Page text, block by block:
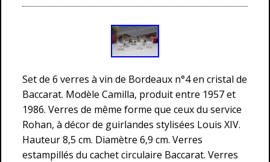
Set de 6 verres à vin de Bordeaux n°4 en cristal de
Baccarat. Modèle Camilla, produit entre 1957 et
1986. Verres de même forme que ceux du service
Rohan, à décor de guirlandes stylisées Louis XIV.
Hauteur 8,5 cm. Diamètre 6,9 cm. Verres
estampillés du cachet circulaire Baccarat. Verres